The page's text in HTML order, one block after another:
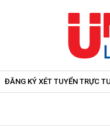
ĐĂNG KÝ XÉT TUYỂN TRỰC